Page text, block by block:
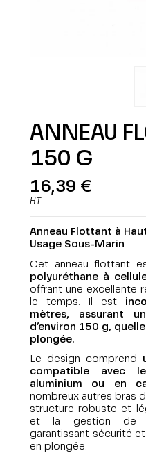
ANNEAU
150 G
16,39 €
HT
Anneau Flottant à
Usage Sous-Marin
Cet anneau flottant
polyuréthane à
offrant une excellente
le temps. Il est
mètres, assurant
d’environ 150 g,
plongée.
Le design comprend
compatible avec
aluminium ou en
nombreux autres bras
structure robuste et
et la gestion de
garantissant sécurité
en plongée.